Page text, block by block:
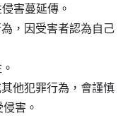
害蔓延傳。
，因受害者認為自己
他犯罪行為，會謹慎
害。